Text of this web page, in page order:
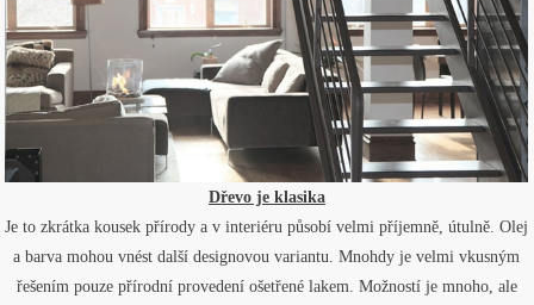
Dřevo je klasika
Je to zkrátka kousek přírody a v interiéru působí velmi příjemně, útulně. Olej
a barva mohou vnést další designovou variantu. Mnohdy je velmi vkusným
řešením pouze přírodní provedení ošetřené lakem. Možností je mnoho, ale